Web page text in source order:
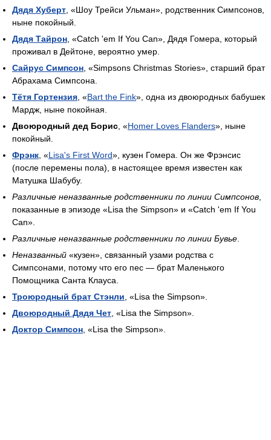
Дядя Хуберт , «Шоу Трейси Ульман», родственник Симпсонов,
ныне покойный.
Дядя Тайрон , «Catch 'em If You Can», Дядя Гомера, который
проживал в Дейтоне, вероятно умер.
Сайрус Симпсон , «Simpsons Christmas Stories», старший брат
Абрахама Симпсона.
Тётя Гортензия , «Bart the Fink», одна из двоюродных бабушек
Мардж, ныне покойная.
Двоюродный дед Борис , «Homer Loves Flanders», ныне
покойный.
Фрэнк , «Lisa's First Word», кузен Гомера. Он же Фрэнсис
(после перемены пола), в настоящее время известен как
Матушка Шабубу.
Различные неназванные родственники по линии Симпсонов
показанные в эпизоде «Lisa the Simpson» и «Catch 'em If You
Can».
Различные неназванные родственники по линии Бувье
Неназванный «кузен», связанный узами родства с
Симпсонами, потому что его пес — брат Маленького
Помощника Санта Клауса.
Троюродный брат Стэнли , «Lisa the Simpson».
Двоюродный Дядя Чет , «Lisa the Simpson».
Доктор Симпсон , «Lisa the Simpson».